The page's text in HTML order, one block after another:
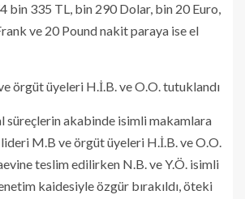
bin 335 TL, bin 290 Dolar, bin 20 Euro,
ve 20 Pound nakit paraya ise el
örgüt üyeleri H.İ.B. ve O.O. tutuklandı
süreçlerin akabinde isimli makamlara
M.B ve örgüt üyeleri H.İ.B. ve O.O.
teslim edilirken N.B. ve Y.Ö. isimli
kaidesiyle özgür bırakıldı, öteki